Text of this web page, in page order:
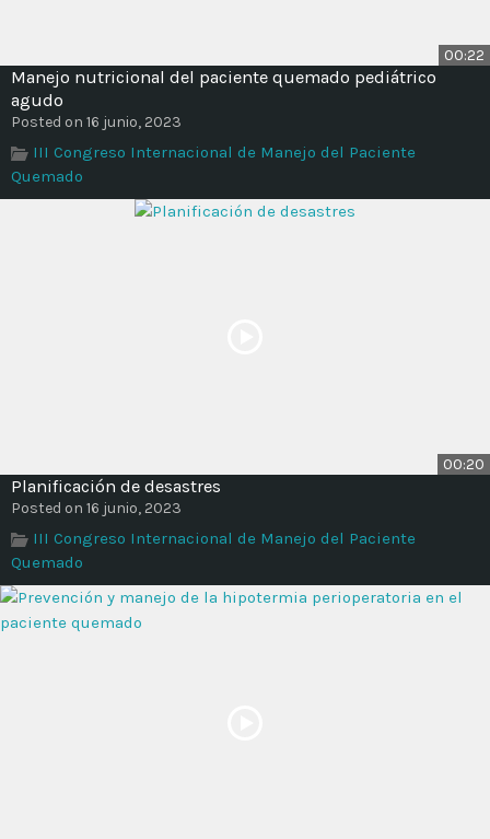
00:22
Manejo nutricional del paciente quemado pediátrico
agudo
Posted on 16 junio, 2023
III Congreso Internacional de Manejo del Paciente
Quemado
00:20
Planificación de desastres
Posted on 16 junio, 2023
III Congreso Internacional de Manejo del Paciente
Quemado